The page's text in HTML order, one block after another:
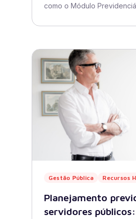
como o Módulo
Gestão Pública Recursos
Planejamento
servidores